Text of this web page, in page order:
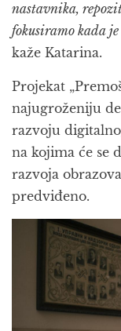
nastavnika,
fokusiramo kada
kaže Katarina.
Projekat
najugroženiju
razvoju
na kojima će se
razvoja
predviđeno.